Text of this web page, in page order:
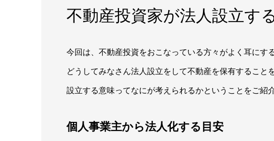
不動産投資家が法人設立す
今回は、不動産投資をおこなっている方々がよく耳にす
どうしてみなさん法人設立をして不動産を保有すること
設立する意味ってなにが考えられるかということをご紹
個人事業主から法人化する目安